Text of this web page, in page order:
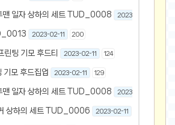
맨 일자 상하의 세트 TUD_0008 2023-02-13
2023-02-11 200
팅 기모 후드티 2023-02-11 124
모 후드집업 2023-02-11 129
맨 일자 상하의 세트 TUD_0008 2023-02-11
상하의 세트 TUD_0006 2023-02-11